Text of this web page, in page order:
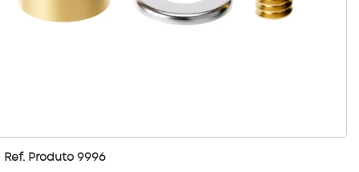
Ref. Produto 9996